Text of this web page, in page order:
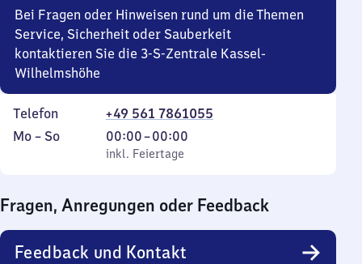
Bei Fragen oder Hinweisen rund um die Themen
Service, Sicherheit oder Sauberkeit
kontaktieren Sie die 3-S-Zentrale Kassel-
Wilhelmshöhe
Telefon
+49 561 7861055
Montag
Mo – So,
inkl. Feiertage
00:00–00:00
Von
0
0
Uhr
inkl. Feiertage
Fragen, Anregungen oder Feedback
Feedback und Kontakt